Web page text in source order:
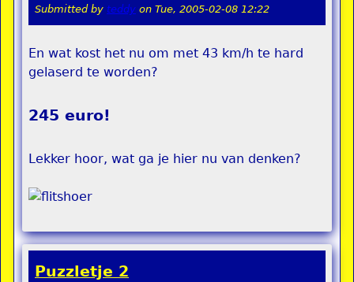
Submitted by teddy on Tue, 2005-02-08 12:22
En wat kost het nu om met 43 km/h te hard
gelaserd te worden?
245 euro!
Lekker hoor, wat ga je hier nu van denken?
Puzzletje 2